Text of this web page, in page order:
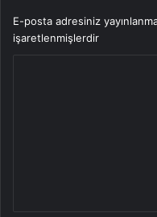
E-posta adresiniz
işaretlenmişlerdir